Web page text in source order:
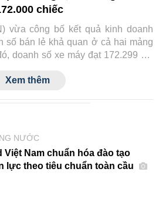
chiếc
vừa công bố kết quả kinh doanh
số bán lẻ khả quan ở cả hai mảng
doanh số xe máy đạt 172.299 xe,
Xem thêm
NƯỚC
Việt Nam chuẩn hóa đào tạo
lực theo tiêu chuẩn toàn cầu